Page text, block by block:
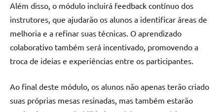
Além disso, o módulo incluirá feedback contínuo dos
instrutores, que ajudarão os alunos a identificar áreas de
melhoria e a refinar suas técnicas. O aprendizado
colaborativo também será incentivado, promovendo a
troca de ideias e experiências entre os participantes.
Ao final deste módulo, os alunos não apenas terão criado
suas próprias mesas resinadas, mas também estarão